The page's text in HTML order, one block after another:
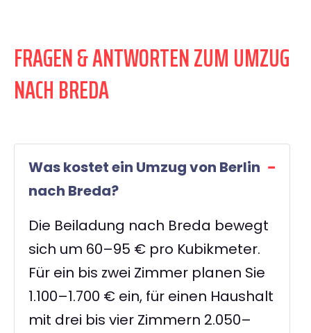
FRAGEN & ANTWORTEN ZUM UMZUG
NACH BREDA
Was kostet ein Umzug von Berlin
nach Breda?
Die Beiladung nach Breda bewegt
sich um 60–95 € pro Kubikmeter.
Für ein bis zwei Zimmer planen Sie
1.100–1.700 € ein, für einen Haushalt
mit drei bis vier Zimmern 2.050–